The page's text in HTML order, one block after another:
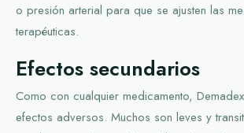
o presión arterial para que se ajusten las
terapéuticas.
Efectos secundarios
Como con cualquier medicamento,
efectos adversos. Muchos son leves y